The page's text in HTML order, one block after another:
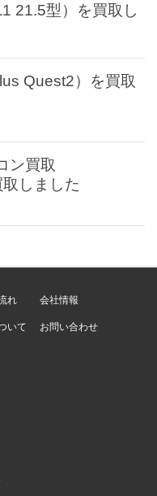
21.5型）を買取し
Quest2）を買取
ン買取
しました
れ
いて
会社情報
お問い合わせ